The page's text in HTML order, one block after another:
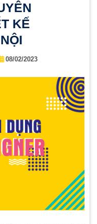
KẾ
08/02/2023